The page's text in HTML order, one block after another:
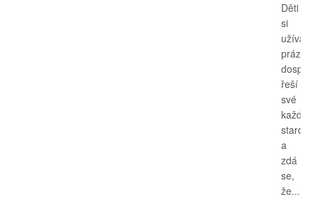
Děti
si
užívají
řeší
své
a
zdá
se,
že...